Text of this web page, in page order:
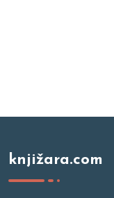
knjižara.com